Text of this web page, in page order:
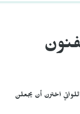
اخترن أن يجعلن